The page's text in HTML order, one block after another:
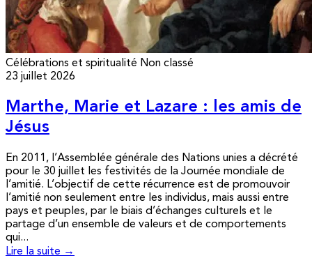
Célébrations et spiritualité Non classé
23 juillet 2026
Marthe, Marie et Lazare : les amis de
Jésus
En 2011, l’Assemblée générale des Nations unies a décrété
pour le 30 juillet les festivités de la Journée mondiale de
l’amitié. L’objectif de cette récurrence est de promouvoir
l’amitié non seulement entre les individus, mais aussi entre
pays et peuples, par le biais d’échanges culturels et le
partage d’un ensemble de valeurs et de comportements
qui...
Lire la suite →